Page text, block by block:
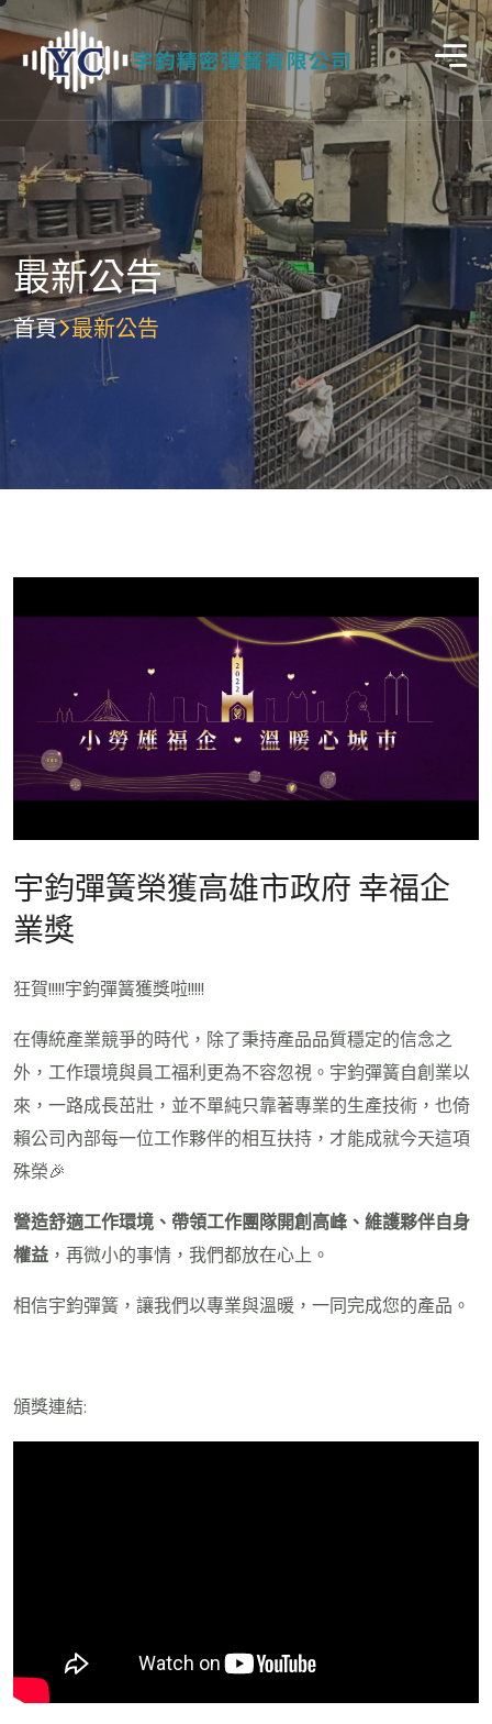
最新公告
首頁 最新公告
宇鈞彈簧榮獲高雄市政府 幸福企
業獎
狂賀!!!!!宇鈞彈簧獲獎啦!!!!!
在傳統產業競爭的時代，除了秉持產品品質穩定的信念之
外，工作環境與員工福利更為不容忽視。宇鈞彈簧自創業以
來，一路成長茁壯，並不單純只靠著專業的生產技術，也倚
賴公司內部每一位工作夥伴的相互扶持，才能成就今天這項
殊榮🎉
營造舒適工作環境、帶領工作團隊開創高峰、維護夥伴自身
權益 ，再微小的事情，我們都放在心上。
相信宇鈞彈簧，讓我們以專業與溫暖，一同完成您的產品。
頒獎連結: